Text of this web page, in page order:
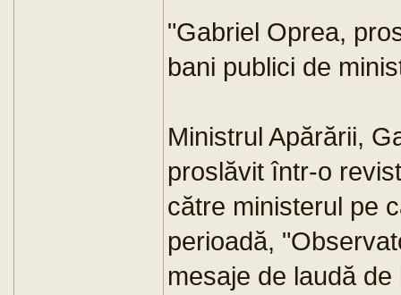
"Gabriel Oprea,
bani publici de
Ministrul Apărării,
proslăvit într-o
către ministerul pe
perioadă,
mesaje de laudă